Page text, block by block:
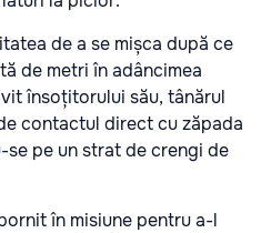
de a se mișca după ce
de metri în adâncimea
însoțitorului său, tânărul
contactul direct cu zăpada
se pe un strat de crengi de
în misiune pentru a-l